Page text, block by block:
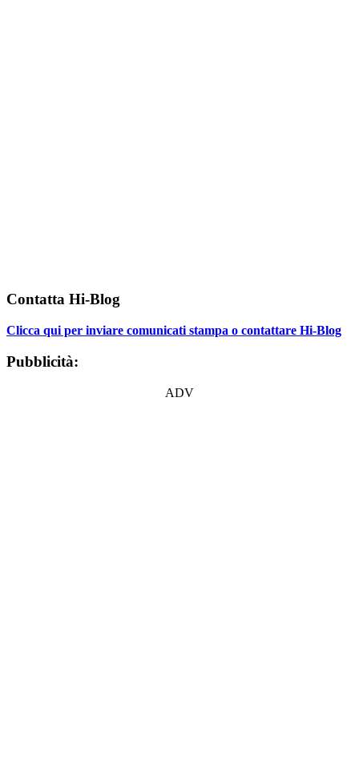
Contatta Hi-Blog
Clicca qui per inviare comunicati stampa o contattare Hi-Blog
Pubblicità:
ADV